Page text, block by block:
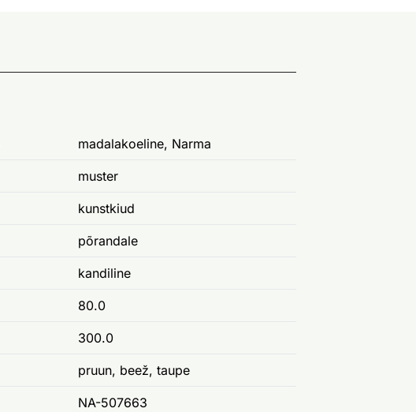
madalakoeline, Narma
muster
kunstkiud
põrandale
kandiline
80.0
300.0
pruun, beež, taupe
NA-507663